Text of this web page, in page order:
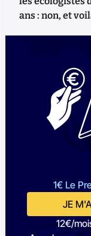
ans : non, et
1€ Le
JE
12€/